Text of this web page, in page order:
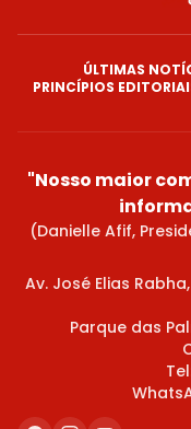
ÚLTIMAS
PRINCÍPIOS
"Nosso maior
(Danielle Afif,
Av. José Elias
Parque das